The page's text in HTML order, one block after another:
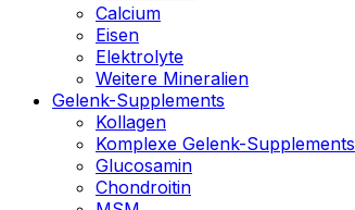
Calcium
Eisen
Elektrolyte
Weitere Mineralien
Gelenk-Supplements
Kollagen
Komplexe Gelenk-Supplements
Glucosamin
Chondroitin